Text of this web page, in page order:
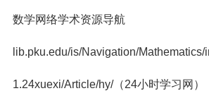
数学网络学术资源导航
lib.pku.edu/is/Navigation/Mathematics/
1.24xuexi/Article/hy/（24小时学习网）